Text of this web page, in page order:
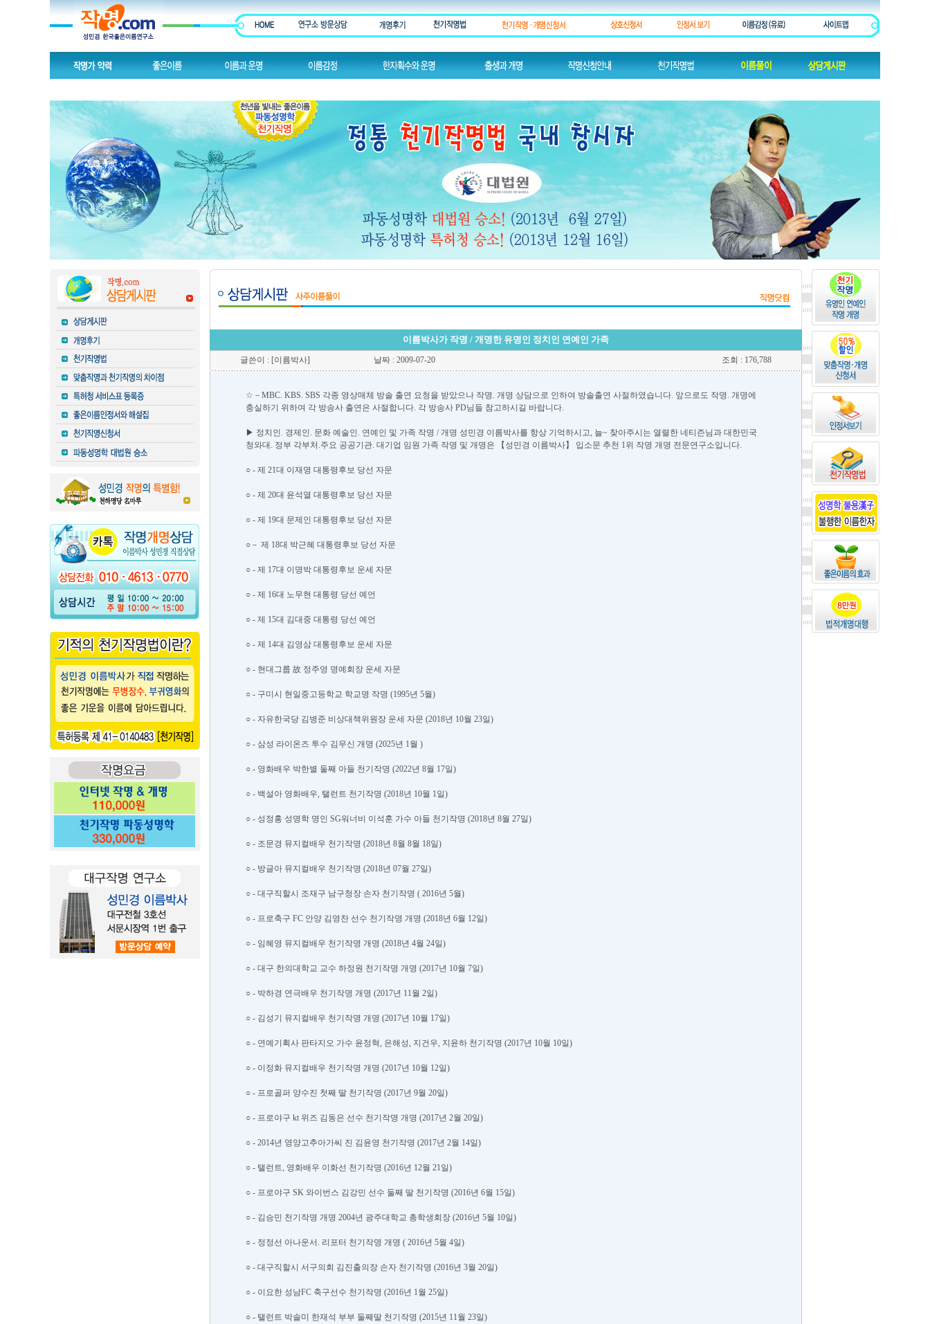
이름박사가 작명 / 개명한 유명인 정치인 연예인 가족
글쓴이 : [이름박사] 날짜 : 2009-07-20 조회 : 176,788
☆－MBC. KBS. SBS 각종 영상매체 방솔 출연 요청을 받았으나 작명. 개명 상담으로 인하여 방솔출연 사절하였습니다. 앞으로도 작명. 개명에
충실하기 위하여 각 방송사 출연은 사절합니다. 각 방송사 PD님들 참고하시길 바랍니다.
▶ 정치인. 경제인. 문화 예술인. 연예인 및 가족 작명 / 개명 성민경 이름박사를 항상 기억하시고, 늘~ 찾아주시는 열렬한 네티즌님과 대한민국
청와대. 정부 각부처.주요 공공기관. 대기업 임원 가족 작명 및 개명은 【성민경 이름박사】 입소문 추천 1위 작명 개명 전문연구소입니다.
○ - 제 21대 이재명 대통령후보 당선 자문
○ - 제 20대 윤석열 대통령후보 당선 자문
○ - 제 19대 문제인 대통령후보 당선 자문
○－ 제 18대 박근혜 대통령후보 당선 자문
○ - 제 17대 이명박 대통령후보 운세 자문
○ - 제 16대 노무현 대통령 당선 예언
○ - 제 15대 김대중 대통령 당선 예언
○ - 제 14대 김영삼 대통령후보 운세 자문
○ - 현대그룹 故 정주영 명예회장 운세 자문
○ - 구미시 현일중고등학교 학교명 작명 (1995년 5월)
○ - 자유한국당 김병준 비상대책위원장 운세 자문 (2018년 10월 23일)
○ - 삼성 라이온즈 투수 김무신 개명 (2025년 1월 )
○ - 영화배우 박한별 둘째 아들 천기작명 (2022년 8월 17일)
○ - 백설아 영화배우, 탤런트 천기작명 (2018년 10월 1일)
○ - 성정홍 성명학 명인 SG워너비 이석훈 가수 아들 천기작명 (2018년 8월 27일)
○ - 조문경 뮤지컬배우 천기작명 (2018년 8월 8월 18일)
○ - 방글아 뮤지컬배우 천기작명 (2018년 07월 27일)
○ - 대구직할시 조재구 남구청장 손자 천기작명 ( 2016년 5월)
○ - 프로축구 FC 안양 김영찬 선수 천기작명 개명 (2018년 6월 12일)
○ - 임혜영 뮤지컬배우 천기작명 개명 (2018년 4월 24일)
○ - 대구 한의대학교 교수 하정원 천기작명 개명 (2017년 10월 7일)
○ - 박하경 연극배우 천기작명 개명 (2017년 11월 2일)
○ - 김성기 뮤지컬배우 천기작명 개명 (2017년 10월 17일)
○ - 연예기획사 판타지오 가수 윤정혁, 은해성, 지건우, 지윤하 천기작명 (2017년 10월 10일)
○ - 이정화 뮤지컬배우 천기작명 개명 (2017년 10월 12일)
○ - 프로골퍼 양수진 첫째 딸 천기작명 (2017년 9월 20일)
○ - 프로야구 kt 위즈 김동은 선수 천기작명 개명 (2017년 2월 20일)
○ - 2014년 영양고추아가씨 진 김윤영 천기작명 (2017년 2월 14일)
○ - 탤런트, 영화배우 이화선 천기작명 (2016년 12월 21일)
○ - 프로야구 SK 와이번스 김강민 선수 둘째 딸 천기작명 (2016년 6월 15일)
○ - 김승민 천기작명 개명 2004년 광주대학교 총학생회장 (2016년 5월 10일)
○ - 정정선 아나운서. 리포터 천기작명 개명 ( 2016년 5월 4일)
○ - 대구직할시 서구의회 김진출의장 손자 천기작명 (2016년 3월 20일)
○ - 이요한 성남FC 축구선수 천기작명 (2016년 1월 25일)
○ - 탤런트 박솔미 한재석 부부 둘째딸 천기작명 (2015년 11월 23일)